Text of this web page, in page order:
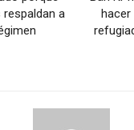
respaldan a
hacer